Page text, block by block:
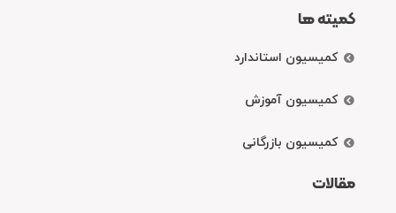
کمیته ها
کمیسیون استاندارد
کمیسیون آموزش
کمیسیون بازرگانی
مقالات